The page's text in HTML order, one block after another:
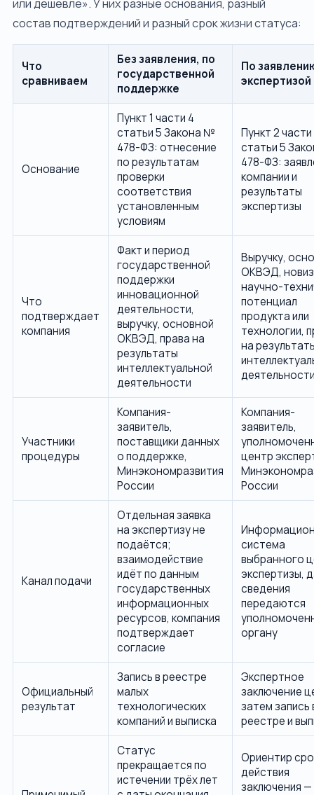
или дешевле». У них разные основания, разный
состав подтверждений и разный срок жизни статуса:
Что
сравниваем
Без заявления, по
государственной
поддержке
По
экспертизой
Основание
Пункт 1 части 4
статьи 5 Закона №
478-ФЗ: отнесение
по результатам
проверки
соответствия
установленным
условиям
Пункт 2 части
статьи 5
478-ФЗ:
компании и
результаты
экспертизы
Что
подтверждает
компания
Факт и период
государственной
поддержки
инновационной
деятельности,
выручку, основной
ОКВЭД, права на
результаты
интеллектуальной
деятельности
Выручку,
ОКВЭД,
научно-
потенциал
продукта или
технологии,
на
Участники
процедуры
Компания-
заявитель,
поставщики данных
о поддержке,
Минэкономразвития
России
Компания-
заявитель,
центр
России
Канал подачи
Отдельная заявка
на экспертизу не
подаётся;
взаимодействие
идёт по данным
государственных
информационных
ресурсов, компания
подтверждает
согласие
система
выбранного
экспертизы,
сведения
передаются
органу
Официальный
результат
Запись в реестре
малых
технологических
компаний и выписка
Экспертное
заключение
затем запись
реестре и
Статус
прекращается по
истечении трёх лет
Ориентир
действия
заключения —